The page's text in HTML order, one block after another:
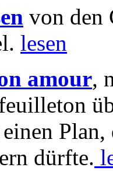
von den
lesen
amour,
Plan,
dürfte.